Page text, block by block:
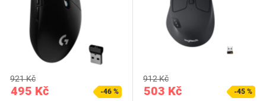
495 Kč
921 Kč
-46 % 503 Kč
912 Kč
-45 %